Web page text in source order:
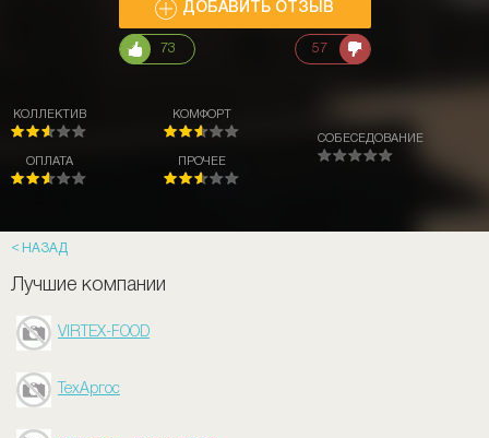
ДОБАВИТЬ ОТЗЫВ
73 57
КОЛЛЕКТИВ
ОПЛАТА
КОМФОРТ
ПРОЧЕЕ
СОБЕСЕДОВАНИЕ
НАЗАД
Лучшие компании
VIRTEX-FOOD
ТехАргос